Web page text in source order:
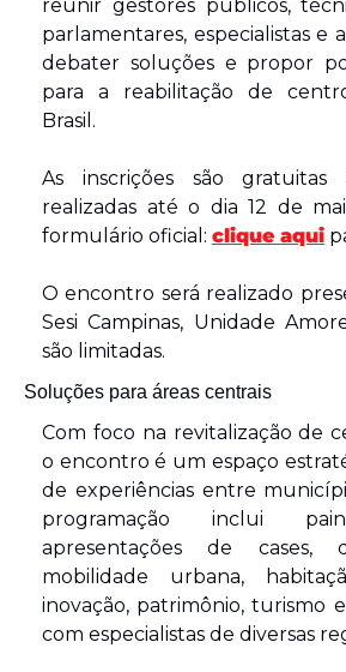
reunir gestores públicos,
parlamentares, especialistas e
debater soluções e propor
para a reabilitação de
Brasil.
As inscrições são
realizadas até o dia 12 de
formulário oficial: clique aqui
O encontro será realizado
Sesi Campinas, Unidade
são limitadas.
Soluções para áreas centrais
Com foco na revitalização de
o encontro é um espaço
de experiências entre
programação inclui
apresentações de cases,
mobilidade urbana,
inovação, patrimônio, turismo
com especialistas de diversas